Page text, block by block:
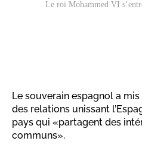
Le roi Mohammed VI
Le souverain espagnol a mis
des relations unissant
pays qui «partagent des
communs».